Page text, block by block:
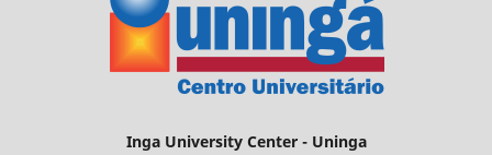
Inga University Center - Uninga